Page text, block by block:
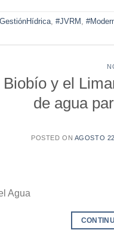
, #JVRM ,
y el
de agua
POSTED ON AGOSTO
Agua